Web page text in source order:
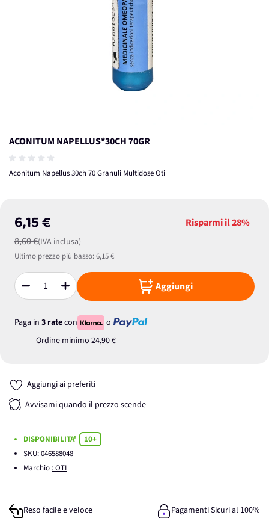
ACONITUM NAPELLUS*30CH 70GR
Aconitum Napellus 30ch 70 Granuli Multidose Oti
6,15 €
8,60 €(IVA inclusa)
Risparmi il28%
Ultimo prezzo più basso:6,15 €
Quantità Aggiungi
Paga in 3 ratecon
o
Ordine minimo 24,90 €
Aggiungi ai preferiti
Avvisami quando il prezzo scende
DISPONIBILITA'
10+
SKU:046588048
Marchio : OTI
Reso facile e veloce
Pagamenti Sicuri al 100%